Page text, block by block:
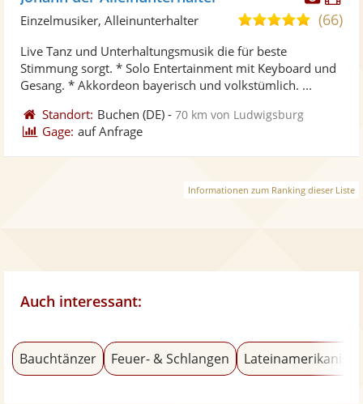
5,0
5
(66)
Einzelmusiker, Alleinunterhalter
Live Tanz und Unterhaltungsmusik die für beste
Stimmung sorgt. * Solo Entertainment mit Keyboard und
Gesang. * Akkordeon bayerisch und volkstümlich. ...
Standort: Buchen (DE) -70 km von Ludwigsburg
Gage: auf Anfrage
Informationen zum Ranking dieser Liste
Auch interessant:
Bauchtänzer Feuer- & Schlangen